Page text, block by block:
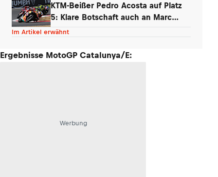
KTM-Beißer Pedro Acosta auf Platz
5: Klare Botschaft auch an Marc
Marquez
Im Artikel erwähnt
Ergebnisse MotoGP Catalunya/E:
Werbung